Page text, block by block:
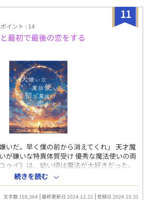
11
イント : 14
最初で最後の恋をする
いだ。早く僕の前から消えてくれ」 天才魔
が嫌いな特異体質受け 優秀な魔法使いの両
ゥイ》は、幼い頃は魔法が大好きだった。
魔力回路》が存在せず魔法を使うことがで
に、魔力回路に溜まる《ケガレ》を浄化で
ー》だった。 《ケガレ》に汚染された魔法
続きを読む
文字数 169,364 最終更新日 2024.12.22 登録日 2024.10.31